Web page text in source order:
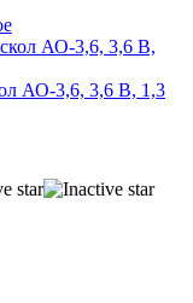
АО-3,6, 3,6 В, 1,3